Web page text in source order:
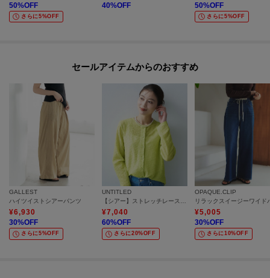
50%OFF
さらに5%OFF
40%OFF
50%OFF
さらに5%OFF
セールアイテムからのおすすめ
GALLEST
ハイツイストシアーパンツ
¥6,930
30%OFF
さらに5%OFF
UNTITLED
【シアー】ストレッチレースカーディガン
¥7,040
60%OFF
さらに20%OFF
OPAQUE.CLIP
¥5,005
30%OFF
さらに10%OFF